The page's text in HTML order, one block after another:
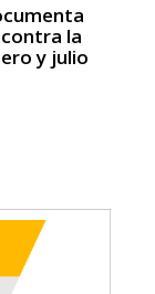
la
y julio